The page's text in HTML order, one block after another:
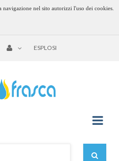
nel sito autorizzi l'uso dei cookies.
ESPLOSI